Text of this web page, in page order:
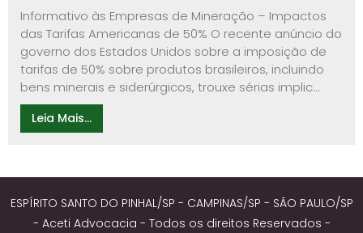
Informativo às Empresas de Mineração – Impactos
das Tarifas Americanas de 50% O recente anúncio do
governo dos Estados Unidos sobre a imposição de
tarifas de 50% sobre produtos brasileiros, incluindo
bens minerais e siderúrgicos, trouxe sérias implic...
Leia Mais...
ESPÍRITO SANTO DO PINHAL/SP - CAMPINAS/SP - SÃO PAULO/SP
- Aceti Advocacia - Todos os direitos Reservados -